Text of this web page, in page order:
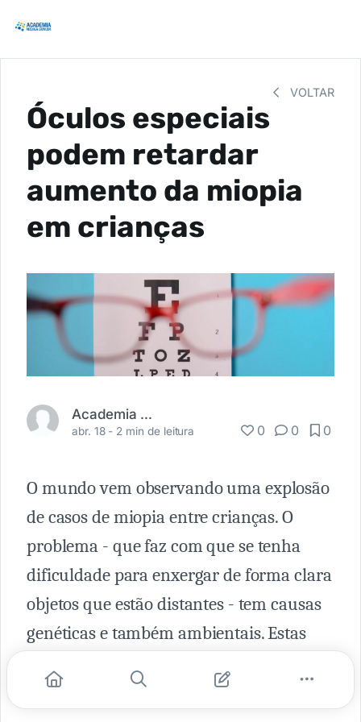
VOLTAR
Óculos especiais
podem retardar
aumento da miopia
em crianças
Academia Médica
abr. 18 - 2 min de leitura 0 0 0
O mundo vem observando uma explosão
de casos de miopia entre crianças. O
problema - que faz com que se tenha
dificuldade para enxergar de forma clara
objetos que estão distantes - tem causas
genéticas e também ambientais. Estas
maior tempo passado em frente às telas.